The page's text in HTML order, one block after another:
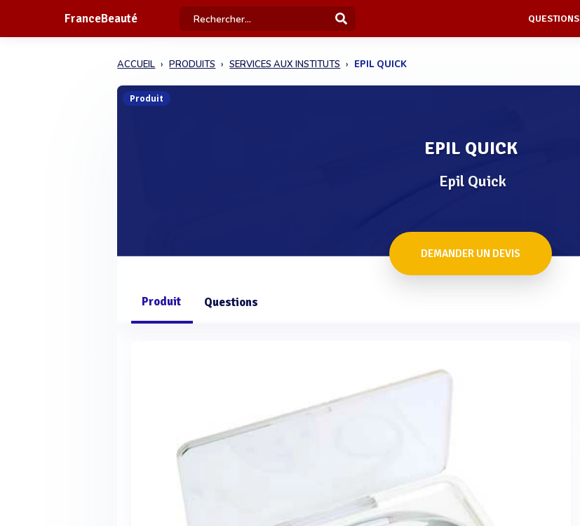
FranceBeauté QUESTIONS
ACCUEIL PRODUITS SERVICES AUX INSTITUTS EPIL QUICK
Produit
EPIL QUICK
Epil Quick
DEMANDER UN DEVIS
Produit Questions